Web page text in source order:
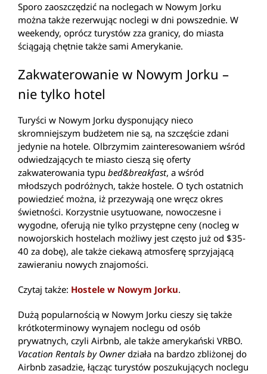
Sporo zaoszczędzić na noclegach w Nowym Jorku
można także rezerwując noclegi w dni powszednie. W
weekendy, oprócz turystów zza granicy, do miasta
ściągają chętnie także sami Amerykanie.
Zakwaterowanie w Nowym Jorku –
nie tylko hotel
Turyści w Nowym Jorku dysponujący nieco
skromniejszym budżetem nie są, na szczęście zdani
jedynie na hotele. Olbrzymim zainteresowaniem wśród
odwiedzających te miasto cieszą się oferty
zakwaterowania typu bed&breakfast, a wśród
młodszych podróżnych, także hostele. O tych ostatnich
powiedzieć można, iż przezywają one wręcz okres
świetności. Korzystnie usytuowane, nowoczesne i
wygodne, oferują nie tylko przystępne ceny (nocleg w
nowojorskich hostelach możliwy jest często już od $35-
40 za dobę), ale także ciekawą atmosferę sprzyjającą
zawieraniu nowych znajomości.
Czytaj także: Hostele w Nowym Jorku.
Dużą popularnością w Nowym Jorku cieszy się także
krótkoterminowy wynajem noclegu od osób
prywatnych, czyli Airbnb, ale także amerykański VRBO.
Vacation Rentals by Ownerdziała na bardzo zbliżonej do
Airbnb zasadzie, łącząc turystów poszukujących noclegu